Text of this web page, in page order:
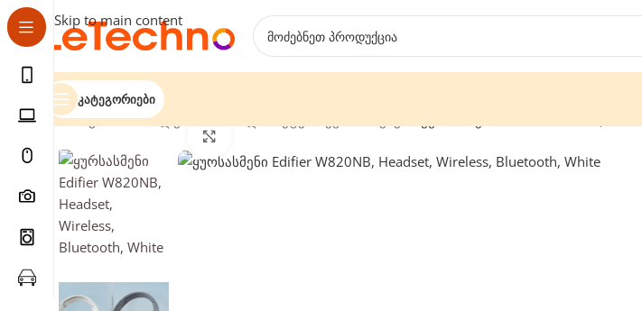
Skip to main content
Კატეგორიები
მთავარი მობილურები და პლანშეტები